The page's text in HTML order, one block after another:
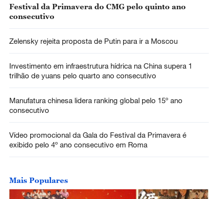
Festival da Primavera do CMG pelo quinto ano
consecutivo
Zelensky rejeita proposta de Putin para ir a Moscou
Investimento em infraestrutura hídrica na China supera 1
trilhão de yuans pelo quarto ano consecutivo
Manufatura chinesa lidera ranking global pelo 15º ano
consecutivo
Vídeo promocional da Gala do Festival da Primavera é
exibido pelo 4º ano consecutivo em Roma
Mais Populares